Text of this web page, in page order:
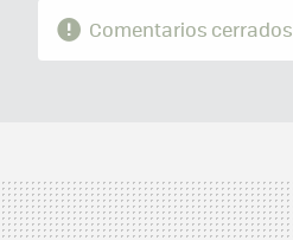
Comentarios cerrados